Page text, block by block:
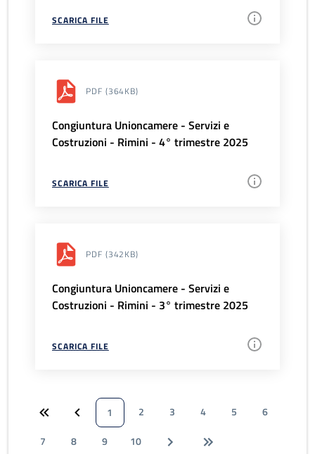
SCARICA FILE
PDF (364KB)
Congiuntura Unioncamere - Servizi e
Costruzioni - Rimini - 4° trimestre 2025
SCARICA FILE
PDF (342KB)
Congiuntura Unioncamere - Servizi e
Costruzioni - Rimini - 3° trimestre 2025
SCARICA FILE
1 2 3 4 5
6
7
8 9 10